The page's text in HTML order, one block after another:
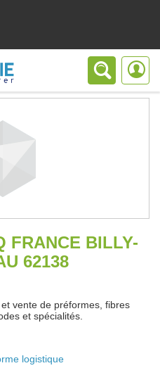
FRANCE BILLY-
62138
vente de préformes, fibres
et spécialités.
logistique